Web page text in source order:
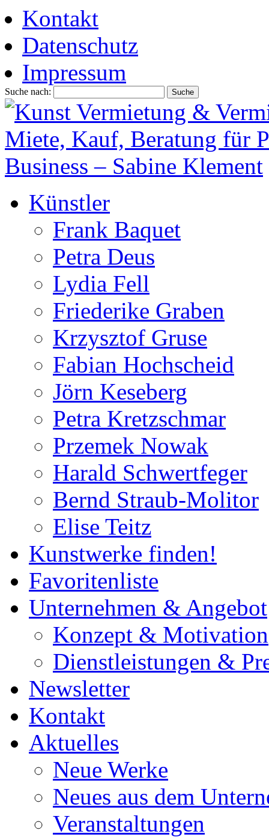
Kontakt
Datenschutz
Impressum
Suche nach:
Künstler
Frank Baquet
Petra Deus
Lydia Fell
Friederike Graben
Krzysztof Gruse
Fabian Hochscheid
Jörn Keseberg
Petra Kretzschmar
Przemek Nowak
Harald Schwertfeger
Bernd Straub-Molitor
Elise Teitz
Kunstwerke finden!
Favoritenliste
Unternehmen & Angebot
Konzept & Motivation
Dienstleistungen &
Newsletter
Kontakt
Aktuelles
Neue Werke
Neues aus dem
Veranstaltungen